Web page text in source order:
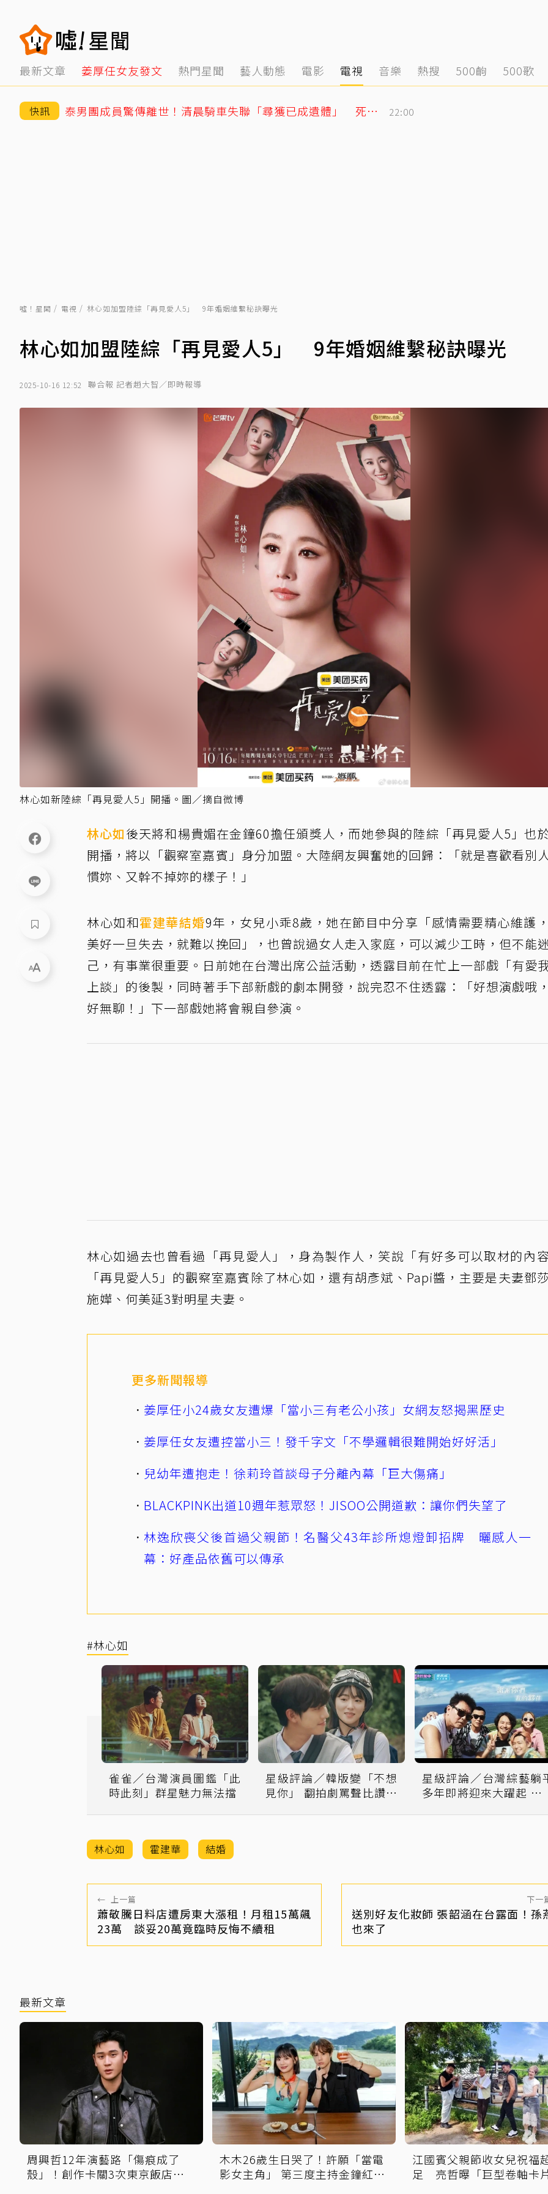
最新文章 姜厚任女友發文 熱門星聞 藝人動態 電影 電視 音樂 熱搜 500齣 500歌
快訊 泰男團成員驚傳離世！清晨騎車失聯「尋獲已成遺體」 死因待調查 22:00
噓！星聞 電視 林心如加盟陸綜「再見愛人5」 9年婚姻維繫秘訣曝光
林心如加盟陸綜「再見愛人5」 9年婚姻維繫秘訣曝光
2025-10-16 12:52 聯合報 記者趙大智／即時報導
林心如新陸綜「再見愛人5」開播。圖／摘自微博
林心如後天將和楊貴媚在金鐘60擔任頒獎人，而她參與的陸綜「再見愛人5」也
開播，將以「觀察室嘉賓」身分加盟。大陸網友興奮她的回歸：「就是喜歡看別
慣妳、又幹不掉妳的樣子！」
林心如和霍建華結婚9年，女兒小乖8歲，她在節目中分享「感情需要精心維護
美好一旦失去，就難以挽回」，也曾說過女人走入家庭，可以減少工時，但不能
己，有事業很重要。日前她在台灣出席公益活動，透露目前在忙上一部戲「有愛
上談」的後製，同時著手下部新戲的劇本開發，說完忍不住透露：「好想演戲哦
好無聊！」下一部戲她將會親自參演。
林心如過去也曾看過「再見愛人」，身為製作人，笑說「有好多可以取材的內
「再見愛人5」的觀察室嘉賓除了林心如，還有胡彥斌、Papi醬，主要是夫妻鄧
施嬅、何美延3對明星夫妻。
更多新聞報導
姜厚任小24歲女友遭爆「當小三有老公小孩」女網友怒揭黑歷史
姜厚任女友遭控當小三！發千字文「不學邏輯很難開始好好活」
兒幼年遭抱走！徐莉玲首談母子分離內幕「巨大傷痛」
BLACKPINK出道10週年惹眾怒！JISOO公開道歉：讓你們失望了
林逸欣喪父後首過父親節！名醫父43年診所熄燈卸招牌 曬感人一
幕：好產品依舊可以傳承
#林心如
雀雀／台灣演員圖鑑「此
時此刻」群星魅力無法擋
星級評論／韓版變「不想
見你」 翻拍劇罵聲比讚聲
星級評論／台灣綜藝躺
多年即將迎來大躍起 明年
林心如 霍建華 結婚
← 上一篇
蕭敬騰日料店遭房東大漲租！月租15萬飆
23萬 談妥20萬竟臨時反悔不續租
下一
送別好友化妝師 張韶涵在台露面！孫
也來了
最新文章
周興哲12年演藝路「傷痕成了
殼」！創作卡關3次東京飯店突
木木26歲生日哭了！許願「當電
影女主角」 第三度主持金鐘紅毯
江國賓父親節收女兒祝福
足 亮哲曝「巨型卷軸卡